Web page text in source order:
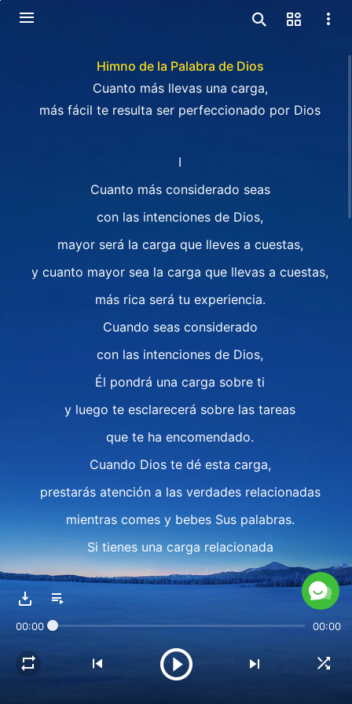
Himno de la Palabra de Dios
Cuanto más llevas una carga,
más fácil te resulta ser perfeccionado por Dios
I
Cuanto más considerado seas
con las intenciones de Dios,
mayor será la carga que lleves a cuestas,
y cuanto mayor sea la carga que llevas a cuestas,
más rica será tu experiencia.
Cuando seas considerado
con las intenciones de Dios,
Él pondrá una carga sobre ti
y luego te esclarecerá sobre las tareas
que te ha encomendado.
Cuando Dios te dé esta carga,
prestarás atención a las verdades relacionadas
mientras comes y bebes Sus palabras.
Si tienes una carga relacionada
con el estado de vida
entonces se trata de una carga
que Dios te ha encomendado
y siempre llevarás esta carga contigo
00:00 00:00